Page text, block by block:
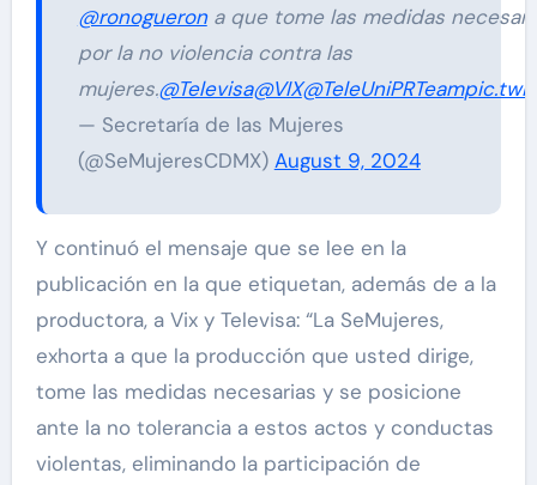
@ronoguerona que tome las medidas
por la no violencia contra las
mujeres.@Televisa@VIX@TeleUniPRTeam
— Secretaría de las Mujeres
(@SeMujeresCDMX) August 9, 2024
Y continuó el mensaje que se lee en la
publicación en la que etiquetan, además de a la
productora, a Vix y Televisa: “La SeMujeres,
exhorta a que la producción que usted dirige,
tome las medidas necesarias y se posicione
ante la no tolerancia a estos actos y conductas
violentas, eliminando la participación de